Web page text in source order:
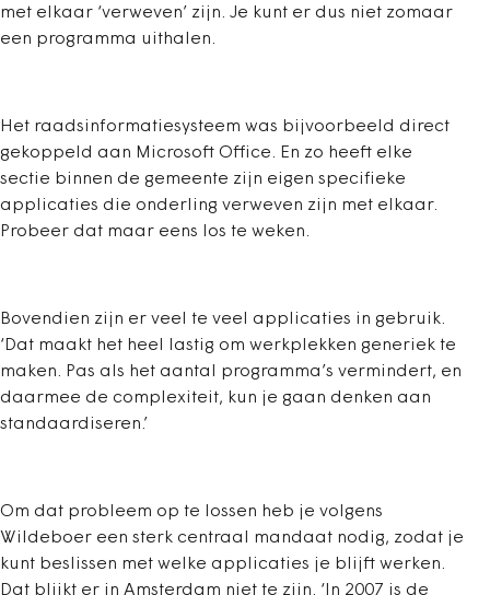
met elkaar ‘verweven’ zijn. Je kunt er dus niet zomaar
een programma uithalen.
Het raadsinformatiesysteem was bijvoorbeeld direct
gekoppeld aan Microsoft Office. En zo heeft elke
sectie binnen de gemeente zijn eigen specifieke
applicaties die onderling verweven zijn met elkaar.
Probeer dat maar eens los te weken.
Bovendien zijn er veel te veel applicaties in gebruik.
‘Dat maakt het heel lastig om werkplekken generiek te
maken. Pas als het aantal programma’s vermindert, en
daarmee de complexiteit, kun je gaan denken aan
standaardiseren.’
Om dat probleem op te lossen heb je volgens
Wildeboer een sterk centraal mandaat nodig, zodat je
kunt beslissen met welke applicaties je blijft werken.
Dat blijkt er in Amsterdam niet te zijn. ‘In 2007 is de